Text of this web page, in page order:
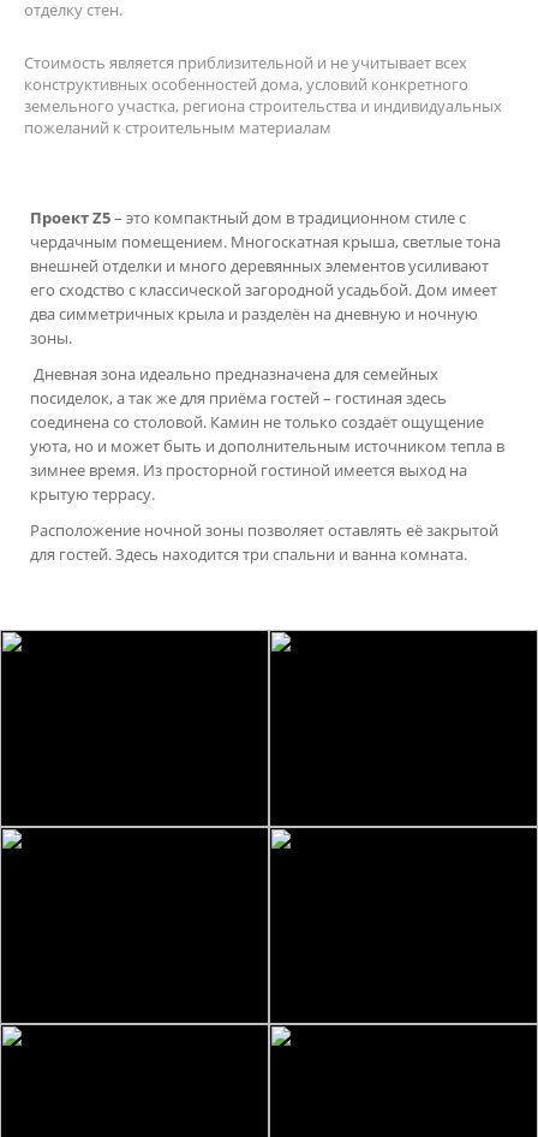
отделку стен.
Стоимость является приблизительной и не учитывает всех
конструктивных особенностей дома, условий конкретного
земельного участка, региона строительства и индивидуальных
пожеланий к строительным материалам
Проект Z5– это компактный дом в традиционном стиле с
чердачным помещением. Многоскатная крыша, светлые тона
внешней отделки и много деревянных элементов усиливают
его сходство с классической загородной усадьбой. Дом имеет
два симметричных крыла и разделён на дневную и ночную
зоны.
Дневная зона идеально предназначена для семейных
посиделок, а так же для приёма гостей – гостиная здесь
соединена со столовой. Камин не только создаёт ощущение
уюта, но и может быть и дополнительным источником тепла в
зимнее время. Из просторной гостиной имеется выход на
крытую террасу.
Расположение ночной зоны позволяет оставлять её закрытой
для гостей. Здесь находится три спальни и ванна комната.